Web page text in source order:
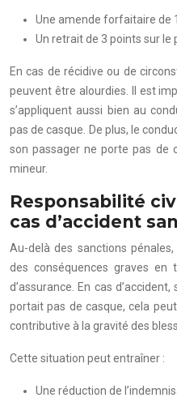
Une amende forfaitaire de
Un retrait de 3 points sur le
En cas de récidive ou de
peuvent être alourdies. Il est
s’appliquent aussi bien au
pas de casque. De plus, le
son passager ne porte pas de
mineur.
Responsabilité
cas d’accident
Au-delà des sanctions
des conséquences graves en
d’assurance. En cas
portait pas de casque, cela
contributive à la gravité des
Cette situation peut entraîner :
Une réduction de